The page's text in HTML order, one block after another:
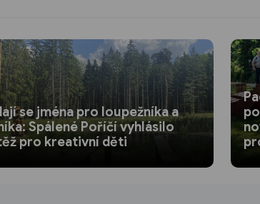
se jména pro loupežníka a
Spálené Poříčí vyhlásilo
pro kreativní děti